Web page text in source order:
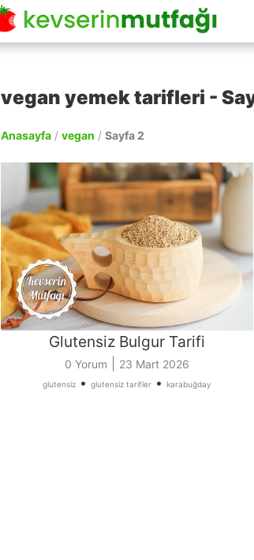
vegan yemek tarifleri -
Anasayfa / vegan / Sayfa 2
Glutensiz Bulgur Tarifi
0 Yorum 23 Mart 2026
glutensiz • glutensiz tarifler • karabuğday